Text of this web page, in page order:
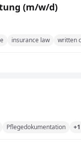
(m/w/d)
insurance law written
Pflegedokumentation +1